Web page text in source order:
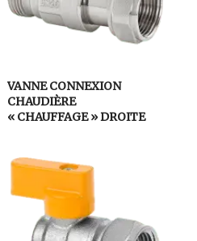
VANNE CONNEXION
CHAUDIÈRE
« CHAUFFAGE » DROITE